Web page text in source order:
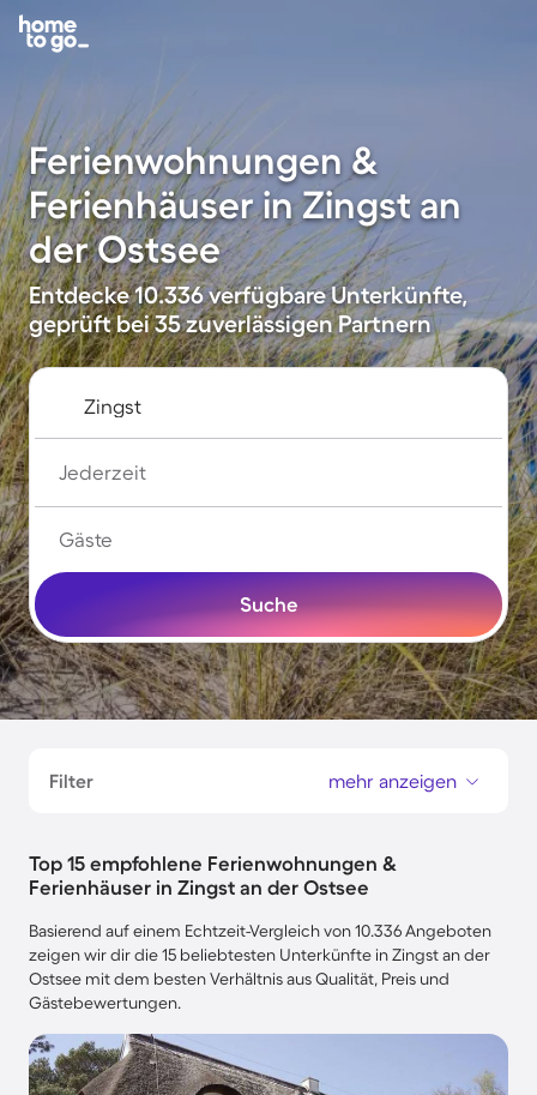
Ferienwohnungen &
Ferienhäuser in Zingst an
der Ostsee
Entdecke 10.336 verfügbare Unterkünfte,
geprüft bei 35 zuverlässigen Partnern
Jederzeit
Gäste
Suche
Filter mehr anzeigen
Top 15 empfohlene Ferienwohnungen &
Ferienhäuser in Zingst an der Ostsee
Basierend auf einem Echtzeit-Vergleich von 10.336 Angeboten
zeigen wir dir die 15 beliebtesten Unterkünfte in Zingst an der
Ostsee mit dem besten Verhältnis aus Qualität, Preis und
Gästebewertungen.